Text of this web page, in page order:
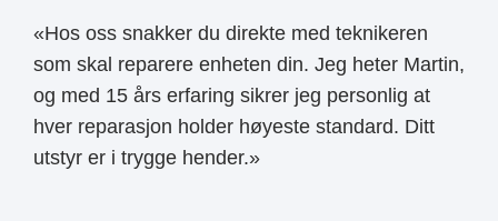
«Hos oss snakker du direkte med teknikeren
som skal reparere enheten din. Jeg heter Martin,
og med 15 års erfaring sikrer jeg personlig at
hver reparasjon holder høyeste standard. Ditt
utstyr er i trygge hender.»